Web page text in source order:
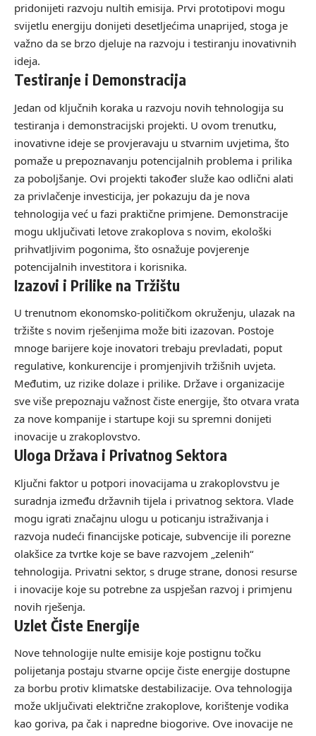
pridonijeti razvoju nultih emisija. Prvi prototipovi mogu
svijetlu energiju donijeti desetljećima unaprijed, stoga je
važno da se brzo djeluje na razvoju i testiranju inovativnih
ideja.
Testiranje i Demonstracija
Jedan od ključnih koraka u razvoju novih tehnologija su
testiranja i demonstracijski projekti. U ovom trenutku,
inovativne ideje se provjeravaju u stvarnim uvjetima, što
pomaže u prepoznavanju potencijalnih problema i prilika
za poboljšanje. Ovi projekti također služe kao odlični alati
za privlačenje investicija, jer pokazuju da je nova
tehnologija već u fazi praktične primjene. Demonstracije
mogu uključivati letove zrakoplova s novim, ekološki
prihvatljivim pogonima, što osnažuje povjerenje
potencijalnih investitora i korisnika.
Izazovi i Prilike na Tržištu
U trenutnom ekonomsko-političkom okruženju, ulazak na
tržište s novim rješenjima može biti izazovan. Postoje
mnoge barijere koje inovatori trebaju prevladati, poput
regulative, konkurencije i promjenjivih tržišnih uvjeta.
Međutim, uz rizike dolaze i prilike. Države i organizacije
sve više prepoznaju važnost čiste energije, što otvara vrata
za nove kompanije i startupe koji su spremni donijeti
inovacije u zrakoplovstvo.
Uloga Država i Privatnog Sektora
Ključni faktor u potpori inovacijama u zrakoplovstvu je
suradnja između državnih tijela i privatnog sektora. Vlade
mogu igrati značajnu ulogu u poticanju istraživanja i
razvoja nudeći financijske poticaje, subvencije ili porezne
olakšice za tvrtke koje se bave razvojem „zelenih“
tehnologija. Privatni sektor, s druge strane, donosi resurse
i inovacije koje su potrebne za uspješan razvoj i primjenu
novih rješenja.
Uzlet Čiste Energije
Nove tehnologije nulte emisije koje postignu točku
polijetanja postaju stvarne opcije čiste energije dostupne
za borbu protiv klimatske destabilizacije. Ova tehnologija
može uključivati električne zrakoplove, korištenje vodika
kao goriva, pa čak i napredne biogorive. Ove inovacije ne